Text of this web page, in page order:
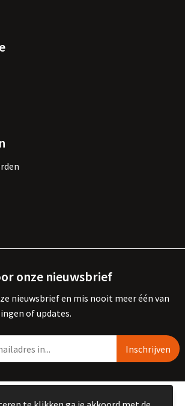
onze nieuwsbrief
nieuwsbrief en mis nooit meer één van
of updates.
Kemme B.V. 2023